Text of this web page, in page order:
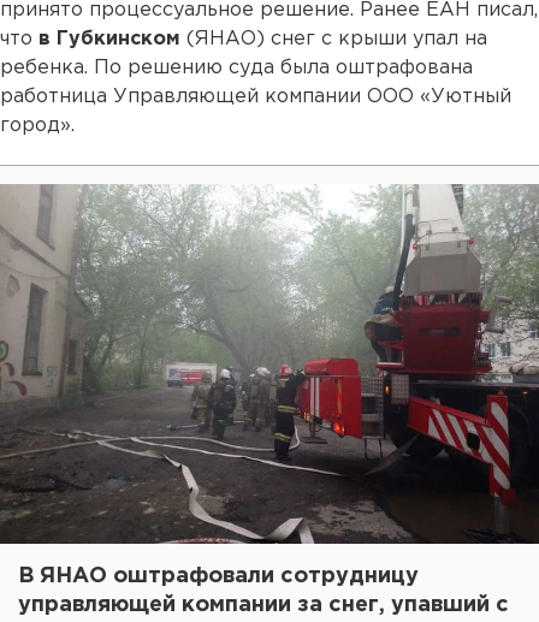
принято процессуальное решение. Ранее ЕАН писал,
что в Губкинском (ЯНАО) снег с крыши упал на
ребенка. По решению суда была оштрафована
работница Управляющей компании ООО «Уютный
город».
В ЯНАО оштрафовали сотрудницу
управляющей компании за снег, упавший с